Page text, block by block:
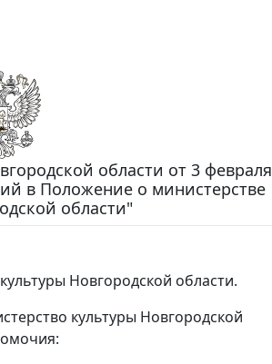
области от 3 февраля
в Положение о министерстве
области"
Новгородской области.
культуры Новгородской